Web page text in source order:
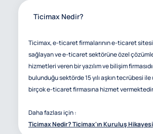
Ticimax Nedir?
Ticimax, e-ticaret firmalarının e-ticaret sitesi
sağlayan ve e-ticaret sektörüne özel
hizmetleri veren bir yazılım ve bilişim
bulunduğu sektörde 15 yılı aşkın tecrübesi
birçok e-ticaret firmasına hizmet
Daha fazlası için :
Ticimax Nedir? Ticimax'ın Kuruluş Hikayesi